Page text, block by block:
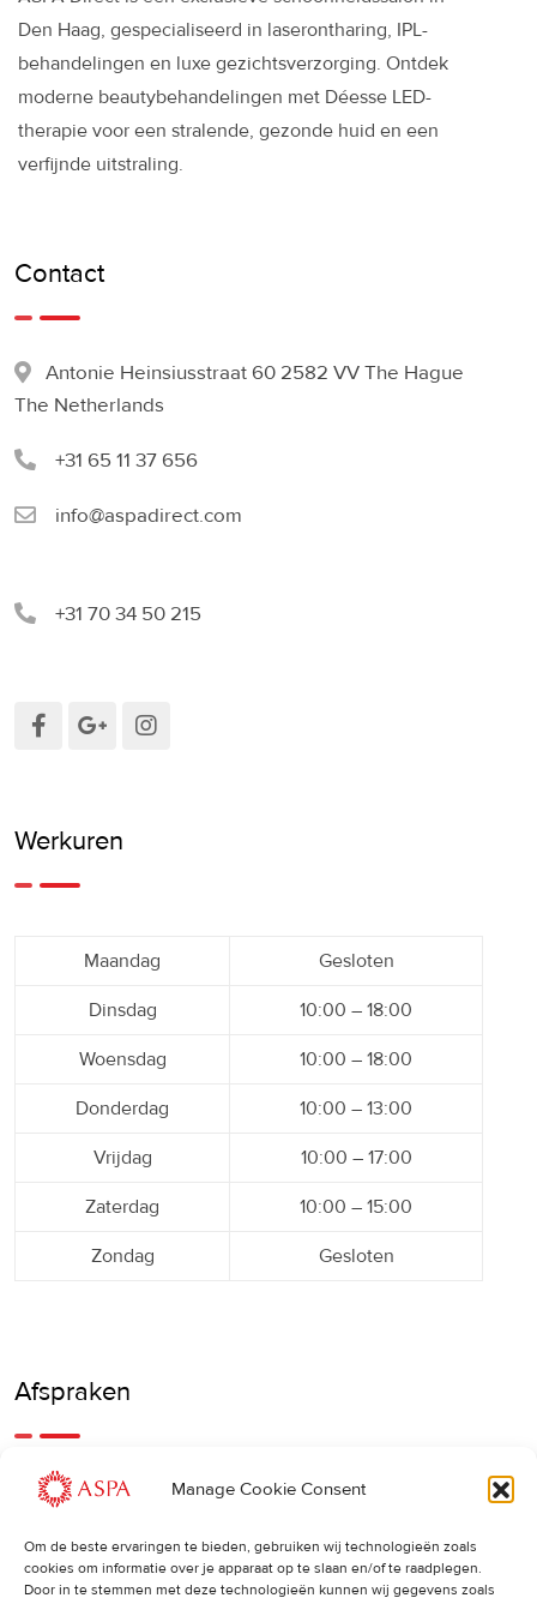
Manage Cookie Consent
Om de beste ervaringen te bieden, gebruiken wij technologieën zoals
cookies om informatie over je apparaat op te slaan en/of te raadplegen.
Door in te stemmen met deze technologieën kunnen wij gegevens zoals
Den Haag, gespecialiseerd in laserontharing, IPL-
behandelingen en luxe gezichtsverzorging. Ontdek
moderne beautybehandelingen met Déesse LED-
therapie voor een stralende, gezonde huid en een
verfijnde uitstraling.
Contact
Antonie Heinsiusstraat 60 2582 VV The Hague
The Netherlands
+31 65 11 37 656
info@aspadirect.com
+31 70 34 50 215
Werkuren
Maandag Gesloten
Dinsdag 10:00 – 18:00
Woensdag 10:00 – 18:00
Donderdag 10:00 – 13:00
Vrijdag 10:00 – 17:00
Zaterdag 10:00 – 15:00
Zondag Gesloten
Afspraken
Een eerdere of latere afspraak is ook mogelijk, bel ons
Cancellations: